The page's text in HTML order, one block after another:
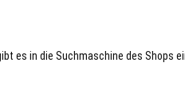
es in die Suchmaschine des Shops